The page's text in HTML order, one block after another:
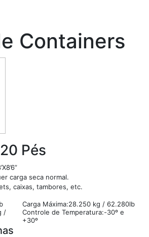
Containers
Pés
carga seca normal.
caixas, tambores, etc.
Carga Máxima:28.250 kg / 62.280lb
/
Controle de Temperatura:-30º e
+30º